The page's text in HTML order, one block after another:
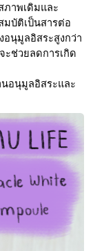
ภาพเดิมและ
มบัติเป็นสารต่อ
นุมูลอิสระสูงกว่า
ะช่วยลดการเกิด
นอนุมูลอิสระและ